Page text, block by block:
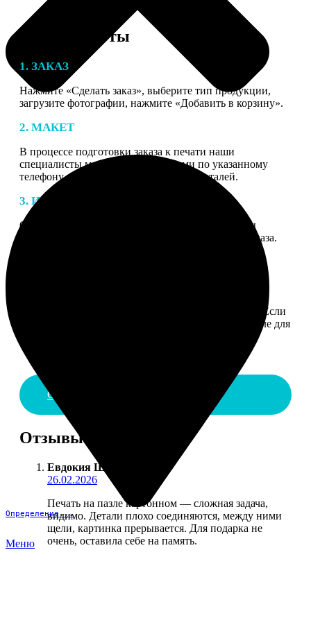
Определение...
Меню
Этапы работы
1. ЗАКАЗ
Нажмите «Сделать заказ», выберите тип продукции,
загрузите фотографии, нажмите «Добавить в корзину».
2. МАКЕТ
В процессе подготовки заказа к печати наши
специалисты могут связаться с Вами по указанному
телефону или email для согласования деталей.
3. ИЗГОТОВЛЕНИЕ
Оплатите заказ банковской картой. После оплаты
получите подтверждение на email с описанием заказа.
Введите адрес и выберите способ доставки заказа. Если
у вас есть промокод, введите его в специальное поле для
Сделать заказ
Отзывы
Евдокия Шмелёва
26.02.2026
Печать на пазле картонном — сложная задача,
видимо. Детали плохо соединяются, между ними
щели, картинка прерывается. Для подарка не
очень, оставила себе на память.